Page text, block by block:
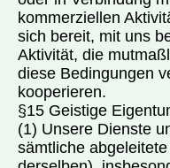
kommerziellen
sich bereit, mit uns
Aktivität, die
diese Bedingungen
kooperieren.
§15 Geistige
(1) Unsere Dienste
sämtliche